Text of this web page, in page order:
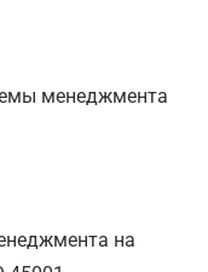
менеджмента
на